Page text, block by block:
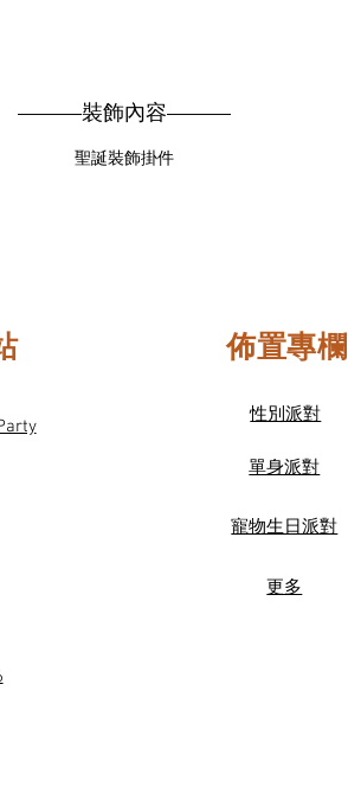
———裝飾內容———
聖誕裝飾掛件
佈置專欄
性別派對
單身派對
寵物生日派對
更多